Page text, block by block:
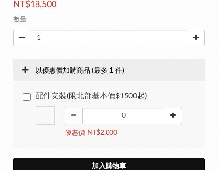
NT$18,500
數量
以優惠價加購商品 (最多 1 件)
配件安裝(限北部基本價$1500起)
優惠價 NT$2,000
加入購物車